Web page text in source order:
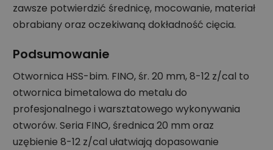
zawsze potwierdzić średnicę, mocowanie, materiał
obrabiany oraz oczekiwaną dokładność cięcia.
Podsumowanie
Otwornica HSS-bim. FINO, śr. 20 mm, 8-12 z/cal to
otwornica bimetalowa do metalu do
profesjonalnego i warsztatowego wykonywania
otworów. Seria FINO, średnica 20 mm oraz
uzębienie 8-12 z/cal ułatwiają dopasowanie